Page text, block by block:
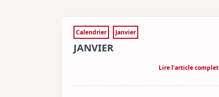
Calendrier Janvier
JANVIER
Lire l'article complet